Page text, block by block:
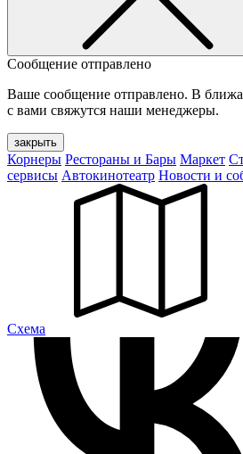
Сообщение отправлено
Ваше сообщение отправлено. В
с вами свяжутся наши менеджеры.
закрыть
Корнеры Рестораны и Бары Маркет
сервисы Автокинотеатр Новости и
Cхема